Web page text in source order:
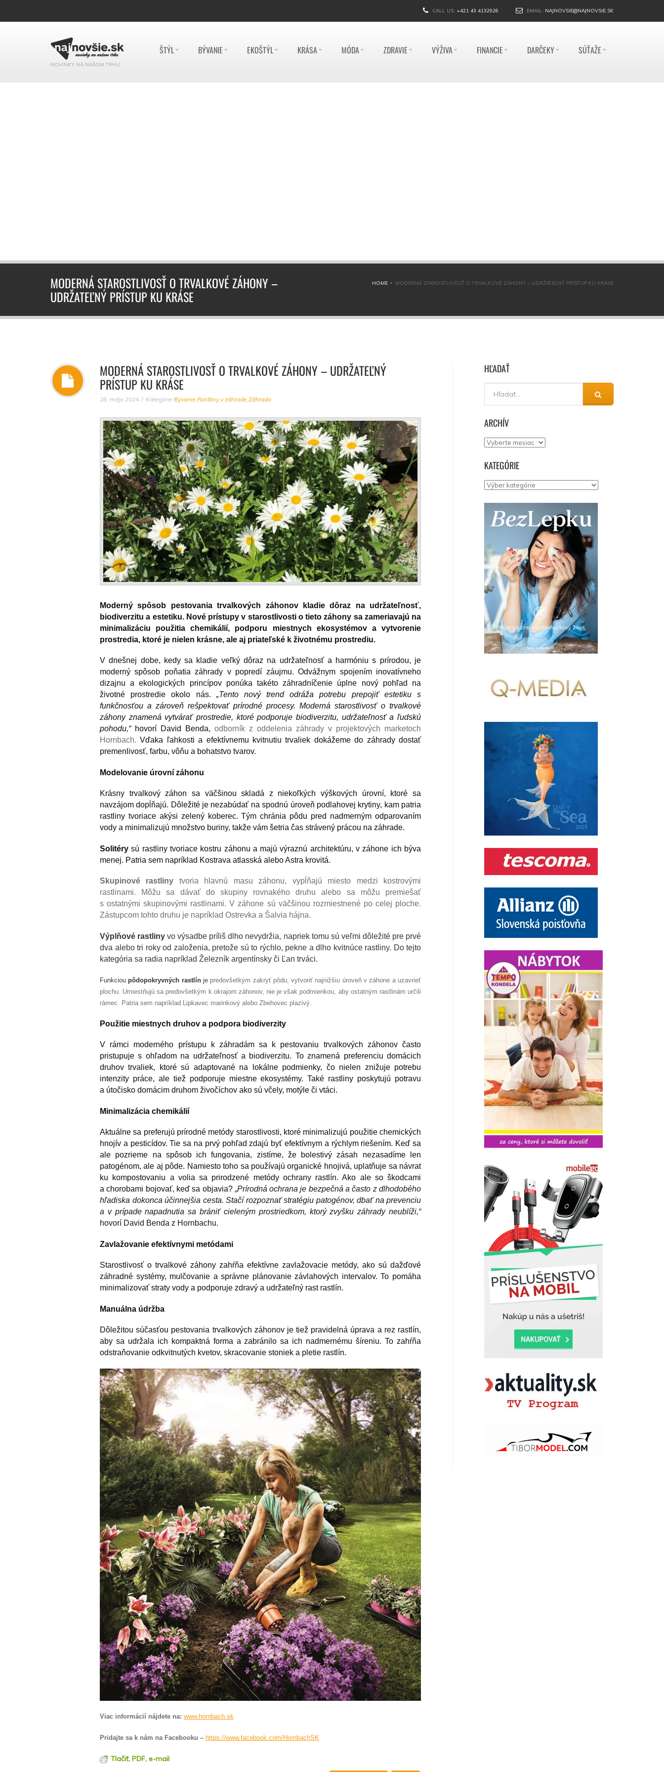
CALL US: +421 43 4132926 EMAIL: NAJNOVSIE@NAJNOVSIE.SK
NOVINKY NA NAŠOM TRHU
ŠTÝL BÝVANIE EKOŠTÝL KRÁSA MÓDA ZDRAVIE VÝŽIVA FINANCIE DARČEKY SÚŤAŽE
MODERNÁ STAROSTLIVOSŤ O TRVALKOVÉ ZÁHONY –
UDRŽATEĽNÝ PRÍSTUP KU KRÁSE
HOME MODERNÁ STAROSTLIVOSŤ O TRVALKOVÉ ZÁHONY – UDRŽATEĽNÝ PRÍSTUP KU KRÁSE
MODERNÁ STAROSTLIVOSŤ O TRVALKOVÉ ZÁHONY – UDRŽATEĽNÝ
PRÍSTUP KU KRÁSE
28. mája 2024 Kategórie Bývanie,Rastliny v záhrade,Záhrada
Moderný spôsob pestovania trvalkových záhonov kladie dôraz na udržateľnosť,
biodiverzitu a estetiku. Nové prístupy v starostlivosti o tieto záhony sa zameriavajú na
minimalizáciu použitia chemikálií, podporu miestnych ekosystémov a vytvorenie
prostredia, ktoré je nielen krásne, ale aj priateľské k životnému prostrediu.
V dnešnej dobe, kedy sa kladie veľký dôraz na udržateľnosť a harmóniu s prírodou, je
moderný spôsob poňatia záhrady v popredí záujmu. Odvážnym spojením inovatívneho
dizajnu a ekologických princípov ponúka takéto záhradníčenie úplne nový pohľad na
životné prostredie okolo nás. „Tento nový trend odráža potrebu prepojiť estetiku s
funkčnosťou a zároveň rešpektovať prírodné procesy. Moderná starostlivosť o trvalkové
záhony znamená vytvárať prostredie, ktoré podporuje biodiverzitu, udržateľnosť a ľudskú
pohodu,“ hovorí David Benda, odborník z oddelenia záhrady v projektových marketoch
Hornbach.Vďaka ľahkosti a efektívnemu kvitnutiu trvaliek dokážeme do záhrady dostať
premenlivosť, farbu, vôňu a bohatstvo tvarov.
Modelovanie úrovní záhonu
Krásny trvalkový záhon sa väčšinou skladá z niekoľkých výškových úrovní, ktoré sa
navzájom dopĺňajú. Dôležité je nezabúdať na spodnú úroveň podlahovej krytiny, kam patria
rastliny tvoriace akýsi zelený koberec. Tým chránia pôdu pred nadmerným odparovaním
vody a minimalizujú množstvo buriny, takže vám šetria čas strávený prácou na záhrade.
Solitérysú rastliny tvoriace kostru záhonu a majú výraznú architektúru, v záhone ich býva
menej. Patria sem napríklad Kostrava atlasská alebo Astra krovitá.
Skupinové rastliny tvoria hlavnú masu záhonu, vypĺňajú miesto medzi kostrovými
rastlinami. Môžu sa dávať do skupiny rovnakého druhu alebo sa môžu premiešať
s ostatnými skupinovými rastlinami. V záhone sú väčšinou rozmiestnené po celej ploche.
Zástupcom tohto druhu je napríklad Ostrevka a Šalvia hájna.
Výplňové rastliny vo výsadbe príliš dlho nevydržia, napriek tomu sú veľmi dôležité pre prvé
dva alebo tri roky od založenia, pretože sú to rýchlo, pekne a dlho kvitnúce rastliny. Do tejto
kategória sa radia napríklad Železník argentínsky či Ľan trváci.
Funkcioupôdopokryvných rastlínjepredovšetkým zakryť pôdu, vytvoriť najnižšiu úroveň v záhone a uzavrieť
plochu. Umiestňujú sa predovšetkým k okrajom záhonov, nie je však podmienkou, aby ostatným rastlinám určili
rámec. Patria sem napríklad Lipkavec marinkový alebo Zbehovec plazivý.
Použitie miestnych druhov a podpora biodiverzity
V rámci moderného prístupu k záhradám sa k pestovaniu trvalkových záhonov často
pristupuje s ohľadom na udržateľnosť a biodiverzitu. To znamená preferenciu domácich
druhov trvaliek, ktoré sú adaptované na lokálne podmienky, čo nielen znižuje potrebu
intenzity práce, ale tiež podporuje miestne ekosystémy. Také rastliny poskytujú potravu
a útočisko domácim druhom živočíchov ako sú včely, motýle či vtáci.
Minimalizácia chemikálií
Aktuálne sa preferujú prírodné metódy starostlivosti, ktoré minimalizujú použitie chemických
hnojív a pesticídov. Tie sa na prvý pohľad zdajú byť efektívnym a rýchlym riešením. Keď sa
ale pozrieme na spôsob ich fungovania, zistíme, že bolestivý zásah nezasadíme len
patogénom, ale aj pôde. Namiesto toho sa používajú organické hnojivá, uplatňuje sa návrat
ku kompostovaniu a volia sa prirodzené metódy ochrany rastlín. Ako ale so škodcami
a chorobami bojovať, keď sa objavia? „Prírodná ochrana je bezpečná a často z dlhodobého
hľadiska dokonca účinnejšia cesta. Stačí rozpoznať stratégiu patogénov, dbať na prevenciu
a v prípade napadnutia sa brániť cieleným prostriedkom, ktorý zvyšku záhrady neublíži,“
hovorí David Benda z Hornbachu.
Zavlažovanie efektívnymi metódami
Starostlivosť o trvalkové záhony zahŕňa efektívne zavlažovacie metódy, ako sú dažďové
záhradné systémy, mulčovanie a správne plánovanie závlahových intervalov. To pomáha
minimalizovať straty vody a podporuje zdravý a udržateľný rast rastlín.
Manuálna údržba
Dôležitou súčasťou pestovania trvalkových záhonov je tiež pravidelná úprava a rez rastlín,
aby sa udržala ich kompaktná forma a zabránilo sa ich nadmernému šíreniu. To zahŕňa
odstraňovanie odkvitnutých kvetov, skracovanie stoniek a pletie rastlín.
Viac informácií nájdete na: www.hornbach.sk
Pridajte sa k nám na Facebooku – https://www.facebook.com/HornbachSK
Tlačiť, PDF, e-mail
HĽADAŤ
ARCHÍV
Archív
KATEGÓRIE
Kategórie